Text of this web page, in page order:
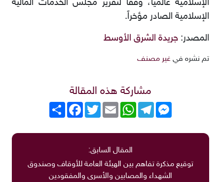
الإسلامية عالمياً، وفقاً لتقرير مجلس الخدمات المالية
الإسلامية الصادر مؤخراً.
المصدر: جريدة الشرق الأوسط
تم نشره في غير مصنف
مشاركة هذه المقالة
انشر
FacebookTwitterEmail
WhatsAppTelegram
Messenger
المقال السابق:
توقيع مذكرة تفاهم بين الهيئة العامة للأوقاف وصندوق
الشهداء والمصابين والأسرى والمفقودين